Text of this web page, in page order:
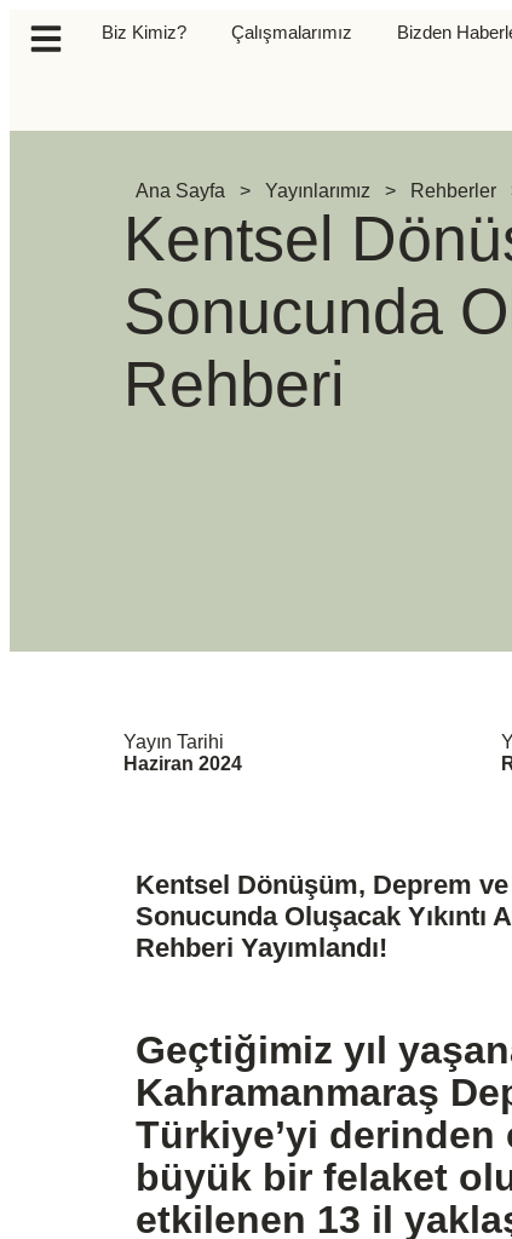
Biz Kimiz? Çalışmalarımız Bizden
Ana Sayfa > Yayınlarımız > Rehberler
Kentsel
Sonucunda
Rehberi
Yayın Tarihi
Haziran 2024
Kentsel Dönüşüm, Deprem
Sonucunda Oluşacak Yıkıntı
Rehberi Yayımlandı!
Geçtiğimiz yıl
Kahramanmaraş
Türkiye’yi derinden
büyük bir felaket
etkilenen 13 il